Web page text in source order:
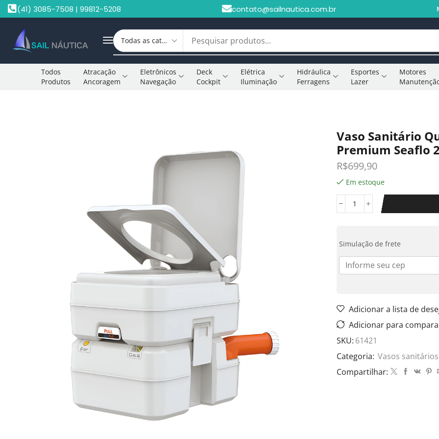
(41) 3085-7508 | 99812-5208 contato@sailnautica.com.br
Todos
Produtos
Atracação
Ancoragem
Eletrônicos
Navegação
Deck
Cockpit
Elétrica
Iluminação
Hidráulica
Ferragens
Esportes
Lazer
Motores
Vaso Sanitário
Premium Seaflo
R$699,90
Em estoque
Simulação de frete
Adicionar a lista de
Adicionar para
SKU: 61421
Categoria: Vasos sanitários
Compartilhar: